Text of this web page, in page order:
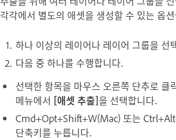
각각에서 별도의 애셋을 생성할 수 있는 옵
하나 이상의 레이어나 레이어 그룹을 선
다음 중 하나를 수행합니다.
선택한 항목을 마우스 오른쪽 단추로 클
메뉴에서 [애셋 추출]을 선택합니다.
Cmd+Opt+Shift+W(Mac) 또는
단축키를 누릅니다.